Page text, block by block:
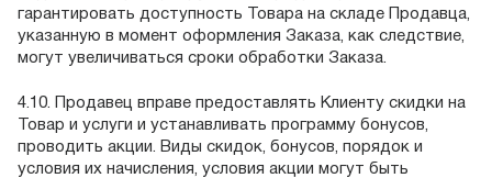
гарантировать доступность Товара на складе Продавца,
указанную в момент оформления Заказа, как следствие,
могут увеличиваться сроки обработки Заказа.
4.10. Продавец вправе предоставлять Клиенту скидки на
Товар и услуги и устанавливать программу бонусов,
проводить акции. Виды скидок, бонусов, порядок и
условия их начисления, условия акции могут быть